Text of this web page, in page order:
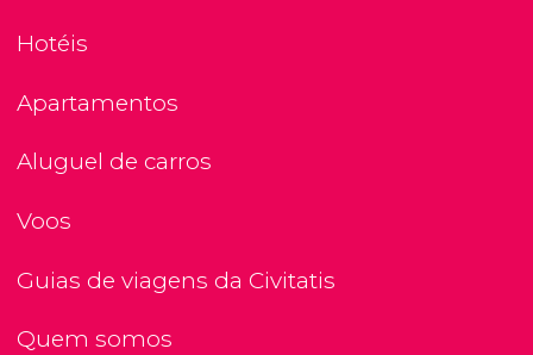
Hotéis
Apartamentos
Aluguel de carros
Voos
Guias de viagens da Civitatis
Quem somos